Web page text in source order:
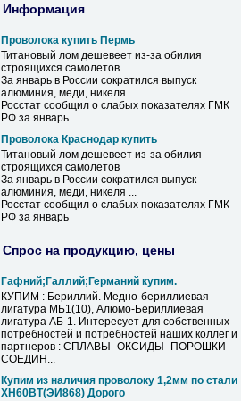
Информация
Проволока купить Пермь
Титановый лом дешевеет из-за обилия
строящихся самолетов
За январь в России сократился выпуск
алюминия, меди, никеля ...
Росстат сообщил о слабых показателях ГМК
РФ за январь
Проволока Краснодар купить
Титановый лом дешевеет из-за обилия
строящихся самолетов
За январь в России сократился выпуск
алюминия, меди, никеля ...
Росстат сообщил о слабых показателях ГМК
РФ за январь
Спрос на продукцию, цены
Гафний;Галлий;Германий купим.
КУПИМ : Бериллий. Медно-бериллиевая
лигатура МБ1(10), Алюмо-Бериллиевая
лигатура АБ-1. Интересует для собственных
потребностей и потребностей наших коллег и
партнеров : СПЛАВЫ- ОКСИДЫ- ПОРОШКИ-
СОЕДИН...
Купим из наличия проволоку 1,2мм по стали
ХН60ВТ(ЭИ868) Дорого